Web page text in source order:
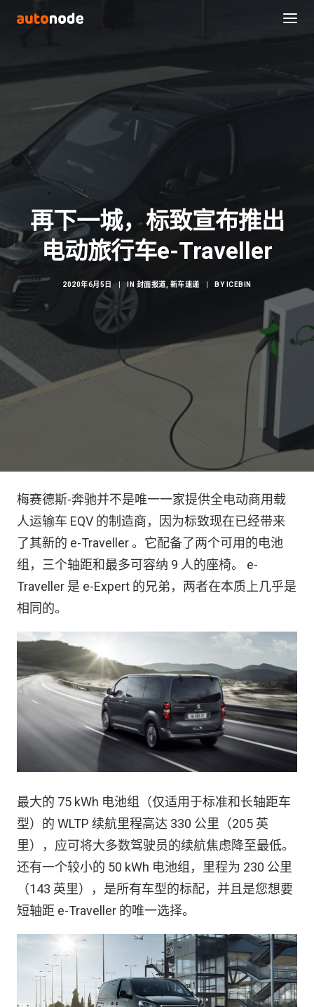
Search
再下一城，标致宣布推出
电动旅行车e-Traveller
2020年6月5日 | IN 封面报道 新车速递 BY ICEBIN
梅赛德斯-奔驰并不是唯一一家提供全电动商用载
人运输车 EQV 的制造商，因为标致现在已经带来
了其新的 e-Traveller 。它配备了两个可用的电池
组，三个轴距和最多可容纳 9 人的座椅。 e-
Traveller 是 e-Expert 的兄弟，两者在本质上几乎是
相同的。
最大的 75 kWh 电池组（仅适用于标准和长轴距车
型）的 WLTP 续航里程高达 330 公里（205 英
里），应可将大多数驾驶员的续航焦虑降至最低。
还有一个较小的 50 kWh 电池组，里程为 230 公里
（143 英里），是所有车型的标配，并且是您想要
短轴距 e-Traveller 的唯一选择。